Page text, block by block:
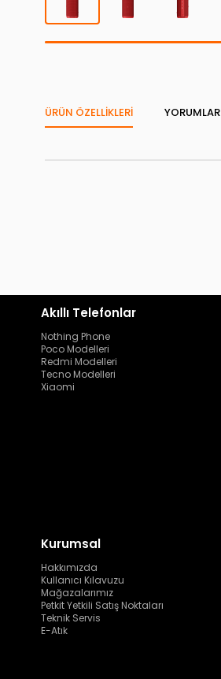
ÜRÜN ÖZELLIKLERI YORUMLAR
Akıllı Telefonlar
Nothing Phone
Poco Modelleri
Redmi Modelleri
Tecno Modelleri
Xiaomi
Kurumsal
Hakkımızda
Kullanıcı Kılavuzu
Mağazalarımız
Petkit Yetkili Satış Noktaları
Teknik Servis
E-Atık